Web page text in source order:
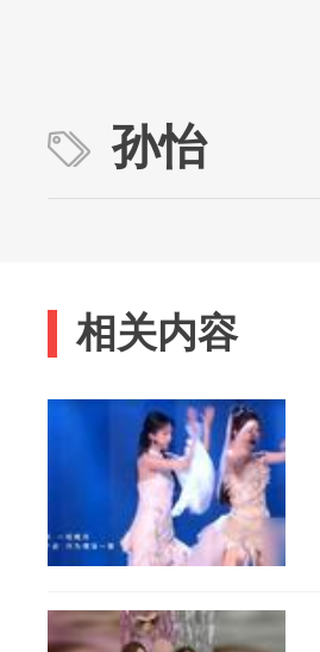
孙怡
相关内容